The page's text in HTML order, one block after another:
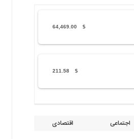
$
64,469.00
$
211.58
اجتماعی اقتصادی